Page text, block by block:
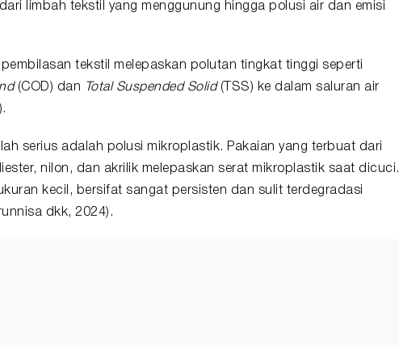
limbah tekstil yang menggunung hingga polusi air dan emisi
tekstil melepaskan polutan tingkat tinggi seperti
(COD) dan Total Suspended Solid(TSS) ke dalam saluran air
serius adalah polusi mikroplastik. Pakaian yang terbuat dari
nilon, dan akrilik melepaskan serat mikroplastik saat dicuci.
kecil, bersifat sangat persisten dan sulit terdegradasi
dkk, 2024).